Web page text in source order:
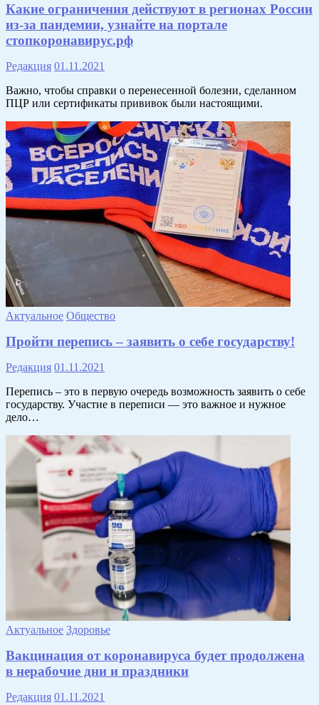
Какие ограничения действуют в регионах России
из-за пандемии, узнайте на портале
стопкоронавирус.рф
Редакция 01.11.2021
Важно, чтобы справки о перенесенной болезни, сделанном
ПЦР или сертификаты прививок были настоящими.
Актуальное Общество
Пройти перепись – заявить о себе государству!
Редакция 01.11.2021
Перепись – это в первую очередь возможность заявить о себе
государству. Участие в переписи — это важное и нужное
дело…
Актуальное Здоровье
Вакцинация от коронавируса будет продолжена
в нерабочие дни и праздники
Редакция 01.11.2021